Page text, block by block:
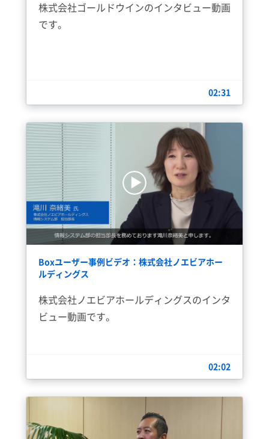
株式会社ゴールドウインのインタビュー動画
です。
02:31
Boxユーザー事例ビデオ：株式会社ノエビアホー
ルディングス
株式会社ノエビアホールディングスのインタ
ビュー動画です。
02:02